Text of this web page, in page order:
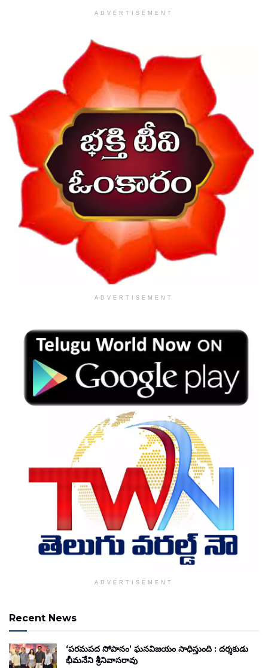
ADVERTISEMENT
ADVERTISEMENT
ADVERTISEMENT
Recent News
‘పరమపద సోపానం’ ఘనవిజయం సాధిస్తుంది : దర్శకుడు
భీమనేని శ్రీనివాసరావు